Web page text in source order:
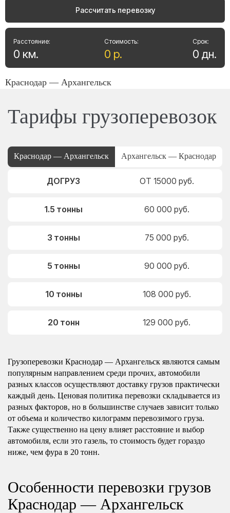
Рассчитать перевозку
Стоимость:
0 р.
Расстояние:
0 км.
Срок:
0 дн.
Краснодар — Архангельск
Тарифы грузоперевозок
Краснодар — Архангельск Архангельск — Краснодар
ДОГРУЗ ОТ 15000 руб.
1.5 тонны 60 000 руб.
3 тонны 75 000 руб.
5 тонны 90 000 руб.
10 тонны 108 000 руб.
20 тонн 129 000 руб.
Грузоперевозки Краснодар — Архангельск являются самым
популярным направлением среди прочих, автомобили
разных классов осуществляют доставку грузов практически
каждый день. Ценовая политика перевозки складывается из
разных факторов, но в большинстве случаев зависит только
от объема и количество килограмм перевозимого груза.
Также существенно на цену влияет расстояние и выбор
автомобиля, если это газель, то стоимость будет гораздо
ниже, чем фура в 20 тонн.
Особенности перевозки грузов
Краснодар — Архангельск